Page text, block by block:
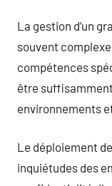
La gestion d’un
souvent
compétences
être
environnements
Le déploiement
inquiétudes des